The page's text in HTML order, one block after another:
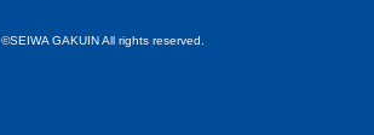
©SEIWA GAKUIN All rights reserved.